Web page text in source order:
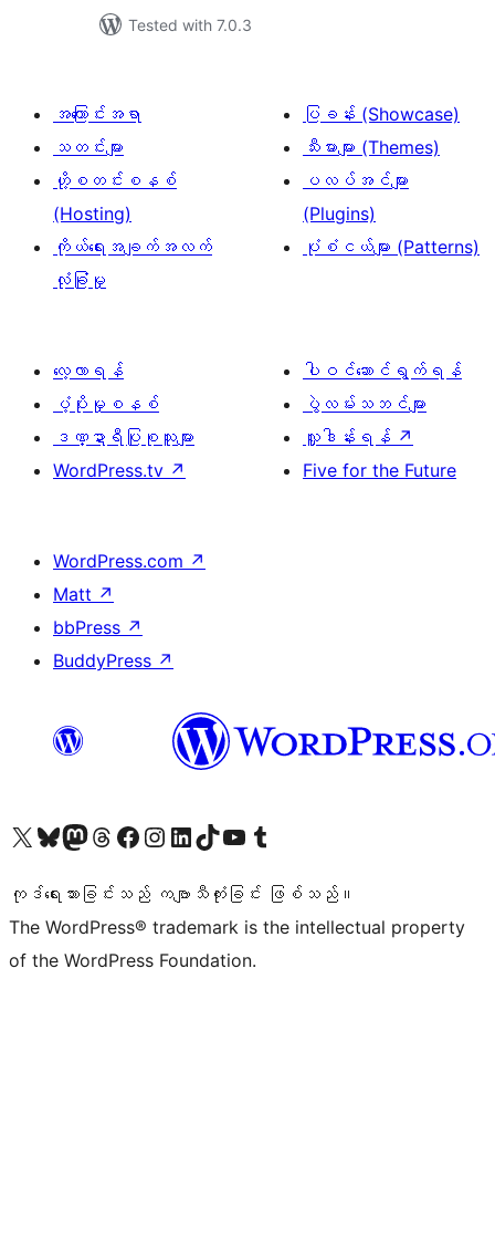
Tested with 7.0.3
အကြောင်းအရာ
သတင်းများ
ဟို့စတင်းစနစ်
(Hosting)
ကိုယ်ရေးအချက်အလက်
လုံခြုံမှု
ပြခန်း (Showcase)
သီးမားများ (Themes)
ပလပ်အင်များ
(Plugins)
ပုံစံငယ်များ (Patterns)
လေ့လာရန်
ပံ့ပိုးမှုစနစ်
ဒဏ္ဍာရီပြုစုသူများ
WordPress.tv ↗
ပါဝင်ဆောင်ရွက်ရန်
ပွဲလမ်းသဘင်များ
လှူဒါန်းရန် ↗
Five for the Future
WordPress.com ↗
Matt ↗
bbPress ↗
BuddyPress ↗
ကျွန်ုပ်တို့၏ X (ယခင် Twitter) အကောင့်သို့ သွားရောက်ကြည့်ရှုပါကျွန်ုပ်တို့၏ Bluesky အကောင့်သို့ ဝင်ရောက်ကြည့်ရှုရန်
ကျွန်ုပ်တို့၏ Mastodon အကောင့်သို့ သွားရောက်ကြည့်ရှုပါကျွန်ုပ်တို့၏ Threads အကောင့်သို့ ဝင်ရောက်ကြည့်ရှုရန်
ကျွန်ုပ်တို့၏ Facebook စာမျက်နှာသို့ သွားရောက်ကြည့်ရှုပါကျွန်ုပ်တို့၏ Instagram အကောင့်သို့ သွားရောက်ကြည့်ရှုပါ ကျွန်ုပ်တို့၏ LinkedIn အကောင့်သို့ သွားရောက်ကြည့်ရှုပါကျွန်ုပ်တို့၏ TikTok အကောင့်သို့ ဝင်ရောက်ကြည့်ရှုရန်
ကျွန်ုပ်တို့၏ YouTube ချန်နယ်သို့ သွားရောက်ကြည့်ရှုပါ ကျွန်ုပ်တို့၏ Tumblr အကောင့်သို့ ဝင်ရောက်ကြည့်ရှုရန်
ကုဒ်ရေးသားခြင်းသည် ကဗျာသီကုံးခြင်း ဖြစ်သည်။
The WordPress® trademark is the intellectual property
of the WordPress Foundation.